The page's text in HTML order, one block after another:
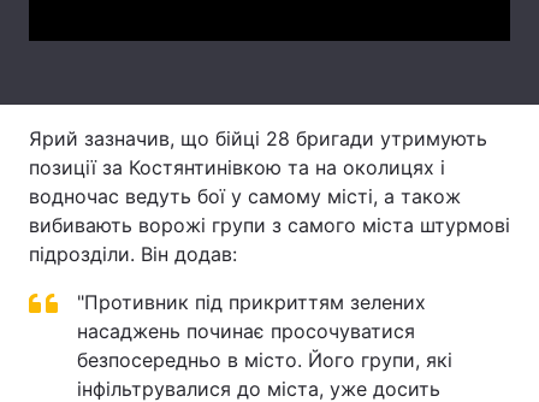
Ярий зазначив, що бійці 28 бригади утримують
позиції за Костянтинівкою та на околицях і
водночас ведуть бої у самому місті, а також
вибивають ворожі групи з самого міста штурмові
підрозділи. Він додав:
"Противник під прикриттям зелених
насаджень починає просочуватися
безпосередньо в місто. Його групи, які
інфільтрувалися до міста, уже досить